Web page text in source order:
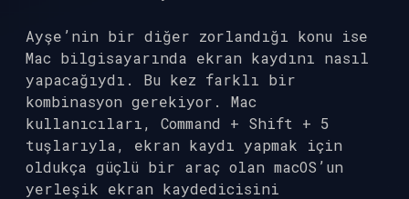
Ayşe’nin bir diğer zorlandığı konu ise
Mac bilgisayarında ekran kaydını nasıl
yapacağıydı. Bu kez farklı bir
kombinasyon gerekiyor. Mac
kullanıcıları, Command + Shift + 5
tuşlarıyla, ekran kaydı yapmak için
oldukça güçlü bir araç olan macOS’un
yerleşik ekran kaydedicisini